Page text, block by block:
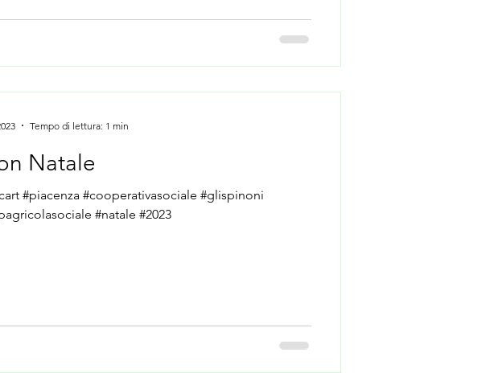
Natale
#piacenza #cooperativasociale #glispinoni
#natale #2023
Tempo di lettura: 1 min